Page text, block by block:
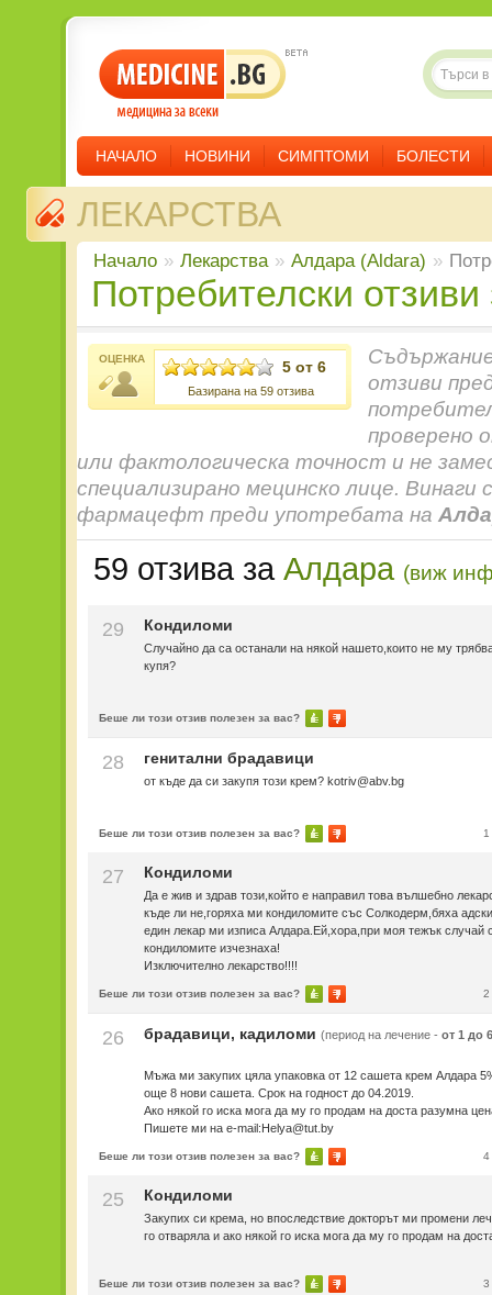
НАЧАЛО НОВИНИ СИМПТОМИ БОЛЕСТИ
ЛЕКАРСТВА
Начало » Лекарства » Алдара (Aldara) »
Потребителски
ОЦЕНКА 5 от 6
Базирана на 59 отзива
отзиви
проверено
или фактологическа точност и не
специализирано мецинско лице. Винаги
фармацефт преди употребата на
59 отзива за Алдара (виж
29 Кондиломи
Случайно да са останали на някой нашето,които не му
купя?
Беше ли този отзив полезен за вас?
28 генитални брадавици
от къде да си закупя този крем? kotriv@abv.bg
Беше ли този отзив полезен за вас?
27 Кондиломи
Да е жив и здрав този,който е направил това вълшебно
къде ли не,горяха ми кондиломите със Солкодерм,бяха
един лекар ми изписа Алдара.Ей,хора,при моя тежък случай
кондиломите изчезнаха!
Изключително лекарство!!!!
Беше ли този отзив полезен за вас? 2
26 брадавици, кадиломи (период на лечение - от 1 до
Мъжа ми закупих цяла упаковка от 12 сашета крем Алдара
още 8 нови сашета. Срок на годност до 04.2019.
Ако някой го иска мога да му го продам на доста разумна
Пишете ми на e-mail:Helya@tut.by
Беше ли този отзив полезен за вас? 4
25 Кондиломи
Закупих си крема, но впоследствие докторът ми промени
го отваряла и ако някой го иска мога да му го продам на
Беше ли този отзив полезен за вас? 3